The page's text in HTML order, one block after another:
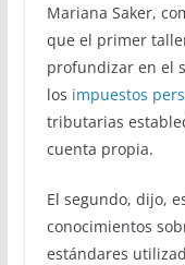
Mariana Saker,
que el primer
profundizar en el
los impuestos
tributarias
cuenta propia.
El segundo, dijo,
conocimientos
estándares